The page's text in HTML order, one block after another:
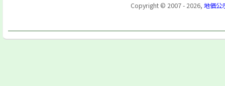
Copyright © 2007 - 2026,地価公